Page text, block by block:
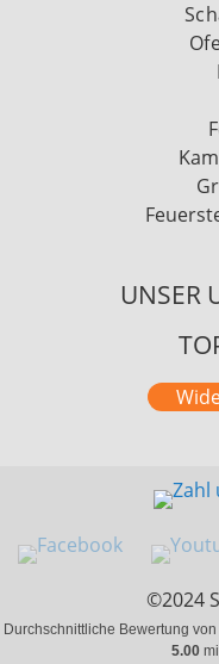
UNSER
©2024
Durchschnittliche Bewertung
5.00